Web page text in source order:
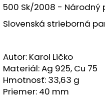
500 Sk/2008 - Národný
Slovenská strieborná
Autor: Karol Ličko
Materiál: Ag 925, Cu 75
Hmotnosť: 33,63 g
Priemer: 40 mm